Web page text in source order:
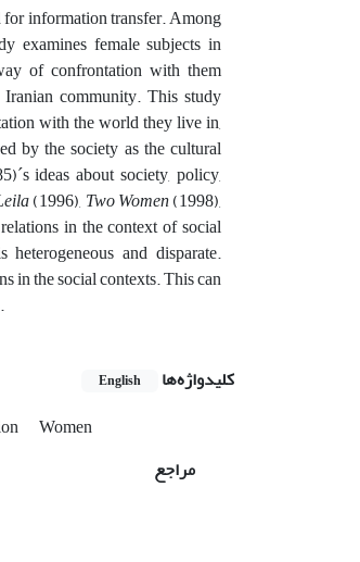
for information transfer. Among
examines female subjects in
of confrontation with them
community. This study
with the world they live in,
by the society as the cultural
ideas about society, policy,
(1996), Two Women(1998),
in the context of social
and disparate.
in the social contexts. This can
کلیدواژه‌ها English
Women
مراجع